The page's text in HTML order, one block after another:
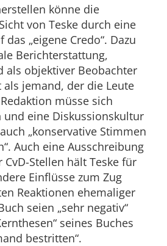
könne die
von Teske durch eine
„eigene Credo“. Dazu
Berichterstattung,
als objektiver Beobachter
jemand, der die Leute
müsse sich
und eine Diskussionskultur
„konservative Stimmen
Auch eine Ausschreibung
Stellen hält Teske für
Einflüsse zum Zug
Reaktionen ehemaliger
seien „sehr negativ“
seines Buches
bestritten“.